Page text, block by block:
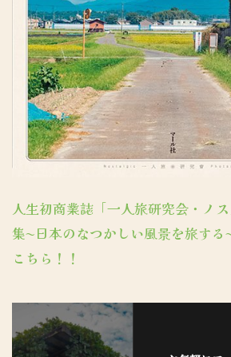
人生初商業誌「一人旅研究会・ノ
集〜日本のなつかしい風景を旅する
こちら！！